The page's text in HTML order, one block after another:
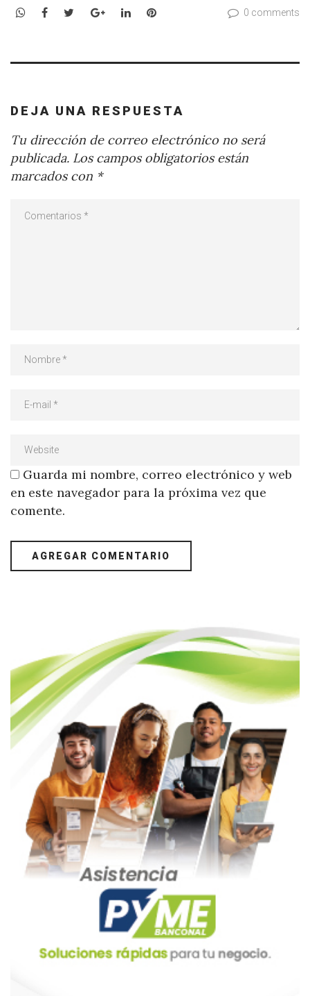
WhatsApp
Facebook
TwitterGoogle+LinkedInPinterest 0 comments
DEJA UNA RESPUESTA
Tu dirección de correo electrónico no será
publicada. Los campos obligatorios están
marcados con *
Guarda mi nombre, correo electrónico y web
en este navegador para la próxima vez que
comente.